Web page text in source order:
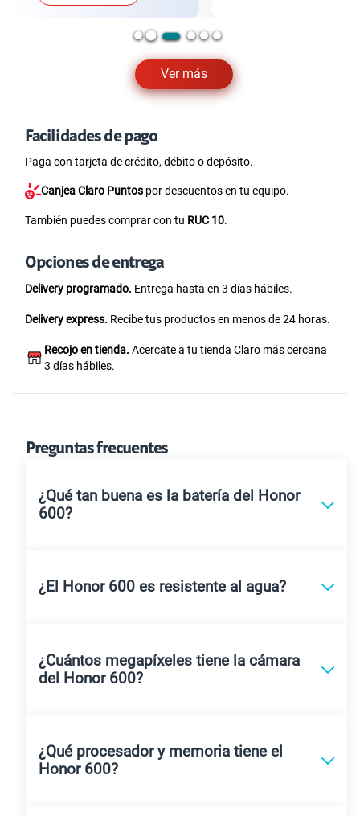
Ver más
Facilidades de pago
Paga con tarjeta de crédito, débito o depósito.
Canjea Claro Puntos por descuentos en tu equipo.
También puedes comprar con tu RUC 10.
Opciones de entrega
Delivery programado. Entrega hasta en 3 días hábiles.
Delivery express. Recibe tus productos en menos de 24 horas.
Recojo en tienda. Acercate a tu tienda Claro más cercana
3 días hábiles.
Preguntas frecuentes
¿Qué tan buena es la batería del Honor
600?
¿El Honor 600 es resistente al agua?
¿Cuántos megapíxeles tiene la cámara
del Honor 600?
¿Qué procesador y memoria tiene el
Honor 600?